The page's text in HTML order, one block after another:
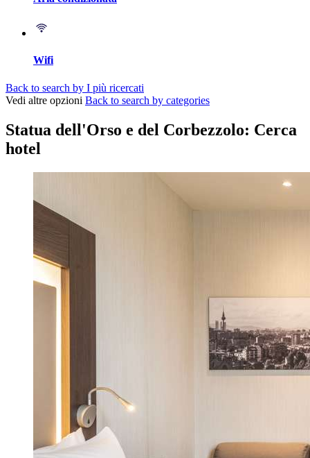
Wifi
Back to search by I più ricercati
Vedi altre opzioni Back to search by categories
Statua dell'Orso e del Corbezzolo: Cerca
hotel